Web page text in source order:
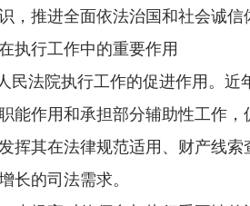
，推进全面依法治国和社会诚信
行工作中的重要作用
法院执行工作的促进作用。近
能作用和承担部分辅助性工作
挥其在法律规范适用、财产线
长的司法需求。